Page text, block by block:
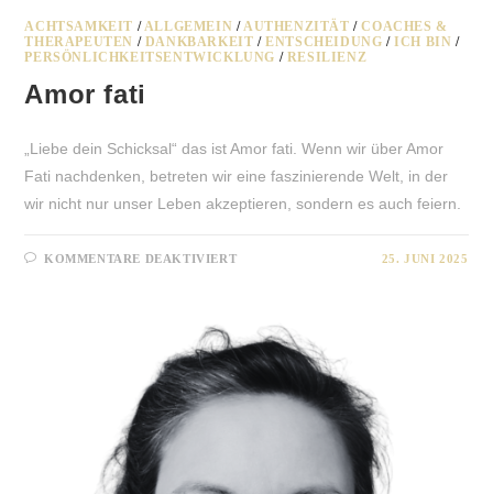
ACHTSAMKEIT /ALLGEMEIN /AUTHENZITÄT /COACHES &
THERAPEUTEN / DANKBARKEIT /ENTSCHEIDUNG /ICH BIN /
PERSÖNLICHKEITSENTWICKLUNG / RESILIENZ
Amor fati
„Liebe dein Schicksal“ das ist Amor fati. Wenn wir über Amor
Fati nachdenken, betreten wir eine faszinierende Welt, in der
wir nicht nur unser Leben akzeptieren, sondern es auch feiern.
KOMMENTARE DEAKTIVIERTFÜR
25. JUNI 2025